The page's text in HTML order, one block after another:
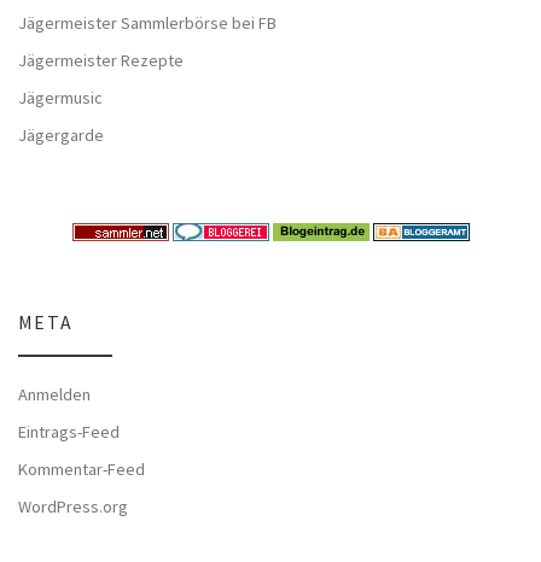
Jägermeister Sammlerbörse bei FB
Jägermeister Rezepte
Jägermusic
Jägergarde
META
Anmelden
Eintrags-Feed
Kommentar-Feed
WordPress.org